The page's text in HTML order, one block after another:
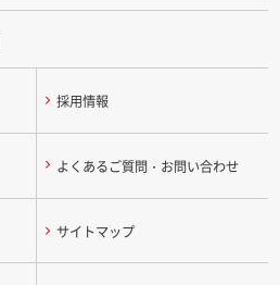
採用情報
よくあるご質問・お問い合わせ
サイトマップ